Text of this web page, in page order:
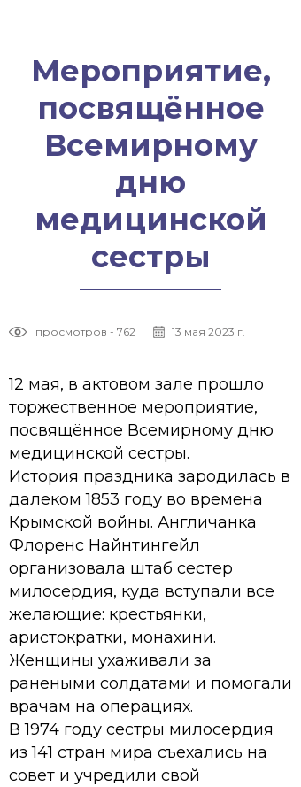
Мероприятие,
посвящённое
Всемирному
дню
медицинской
сестры
просмотров - 762 13 мая 2023 г.
12 мая, в актовом зале прошло
торжественное мероприятие,
посвящённое Всемирному дню
медицинской сестры.
История праздника зародилась в
далеком 1853 году во времена
Крымской войны. Англичанка
Флоренс Найнтингейл
организовала штаб сестер
милосердия, куда вступали все
желающие: крестьянки,
аристократки, монахини.
Женщины ухаживали за
ранеными солдатами и помогали
врачам на операциях.
В 1974 году сестры милосердия
из 141 стран мира съехались на
совет и учредили свой